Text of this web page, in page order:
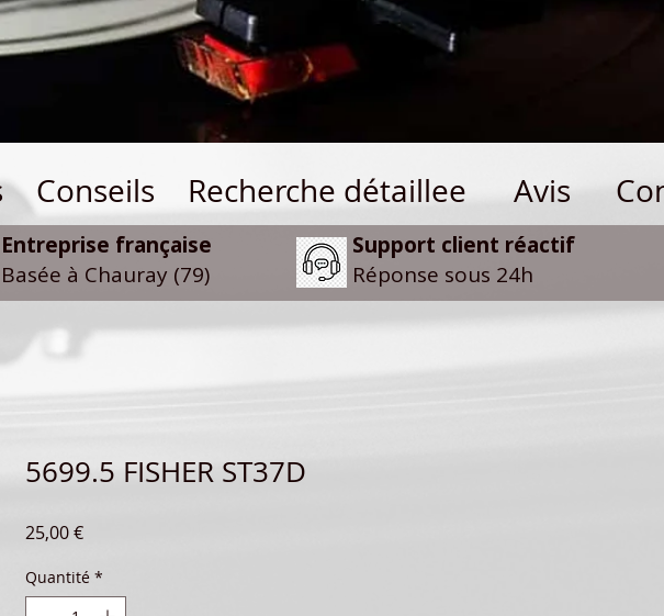
Conseils Recherche détaillee Avis
Entreprise française
Basée à Chauray (79)
Support client réactif
Réponse sous 24h
5699.5 FISHER ST37D
25,00 €Prix
Quantité *